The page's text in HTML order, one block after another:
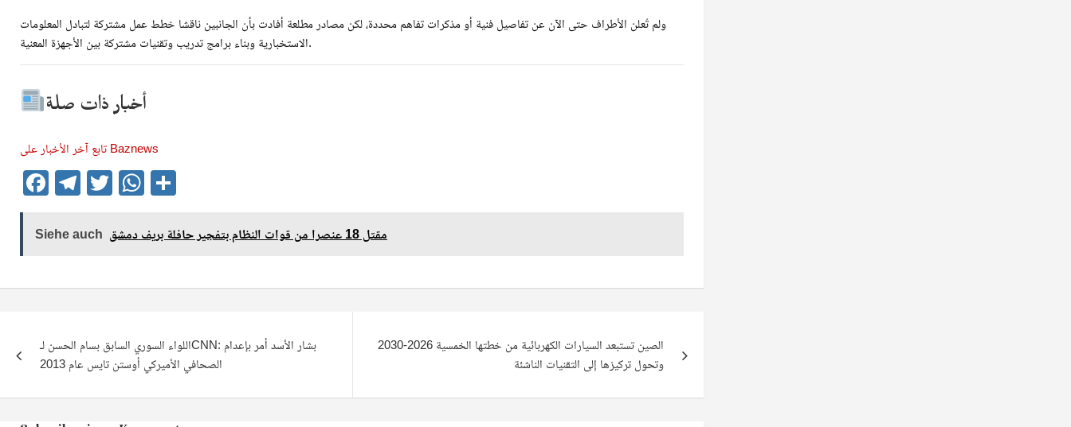
ولم تُعلن الأطراف حتى الآن عن تفاصيل فنية أو مذكرات تفاهم محددة، لكن مصادر مطلعة أفادت بأن الجانبين ناقشا خطط عمل مشتركة لتبادل المعلومات
الاستخبارية وبناء برامج تدريب وتقنيات مشتركة بين الأجهزة المعنية.
أخبار ذات صلة
تابع آخر الأخبار على Baznews
F
c
b
k
T
e
a
T
tt
W
at
A
e
Siehe auch مقتل 18 عنصرا من قوات النظام بتفجير حافلة بريف دمشق
اللواء السوري السابق بسام الحسن لـCNN: بشار الأسد أمر بإعدام
الصحافي الأميركي أوستن تايس عام 2013
الصين تستبعد السيارات الكهربائية من خطتها الخمسية 2026-2030
وتحول تركيزها إلى التقنيات الناشئة